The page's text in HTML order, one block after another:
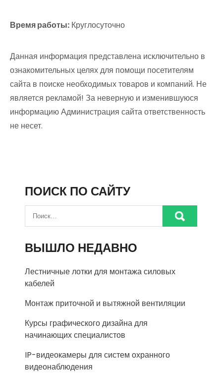
Время работы: Круглосуточно
Данная информация представлена исключительно в
ознакомительных целях для помощи посетителям
сайта в поиске необходимых товаров и компаний. Не
является рекламой! За неверную и изменившуюся
информацию Администрация сайта ответственность
не несет.
ПОИСК ПО САЙТУ
ВЫШЛО НЕДАВНО
Лестничные лотки для монтажа силовых
кабелей
Монтаж приточной и вытяжной вентиляции
Курсы графического дизайна для
начинающих специалистов
IP-видеокамеры для систем охранного
видеонаблюдения